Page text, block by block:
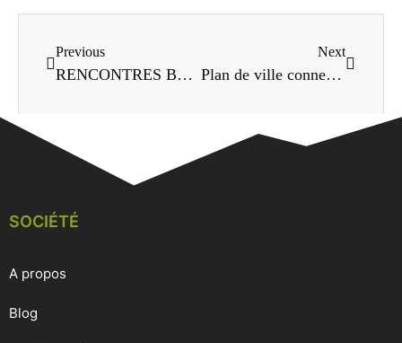
Previous
RENCONTRES BETONS
Next
Plan de ville connecté – Flayosc
SOCIÉTÉ
A propos
Blog